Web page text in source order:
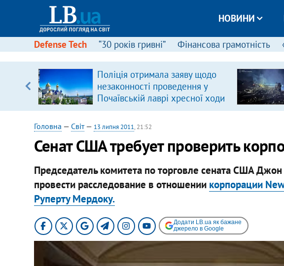
НОВИНИ
Defense Tech “30 років гривні” Фінансова грамотність
Поліція отримала заяву щодо
незаконності проведення у
Почаївській лаврі хресної ходи
Головна — Світ— 13 липня 2011, 21:52
​Сенат США требует проверить
Председатель комитета по торговле сената США
провести расследование в отношении корпорации
Руперту Мердоку.
Додати LB.ua як бажане
джерело в Google